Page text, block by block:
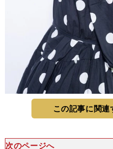
この記事に関
次のページへ